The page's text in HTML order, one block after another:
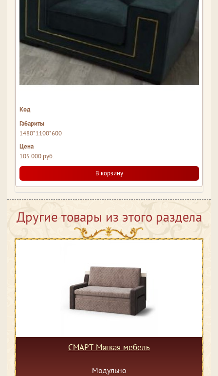
1480*1100*600
105 000 руб.
В корзину
Другие товары из этого раздела
СМАРТ Мягкая мебель
Модульно